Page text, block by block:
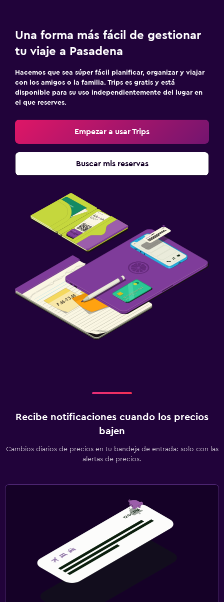
Una forma más fácil de gestionar
tu viaje a Pasadena
Hacemos que sea súper fácil planificar, organizar y viajar
con los amigos o la familia. Trips es gratis y está
disponible para su uso independientemente del lugar en
el que reserves.
Empezar a usar Trips
Buscar mis reservas
Recibe notificaciones cuando los precios
bajen
Cambios diarios de precios en tu bandeja de entrada: solo con las
alertas de precios.